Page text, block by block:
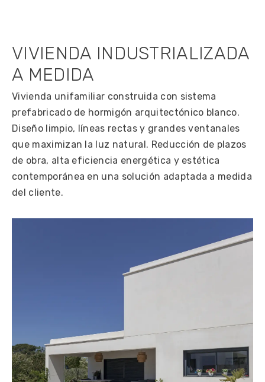
VIVIENDA INDUSTRIALIZADA
A MEDIDA
Vivienda unifamiliar construida con sistema
prefabricado de hormigón arquitectónico blanco.
Diseño limpio, líneas rectas y grandes ventanales
que maximizan la luz natural. Reducción de plazos
de obra, alta eficiencia energética y estética
contemporánea en una solución adaptada a medida
del cliente.